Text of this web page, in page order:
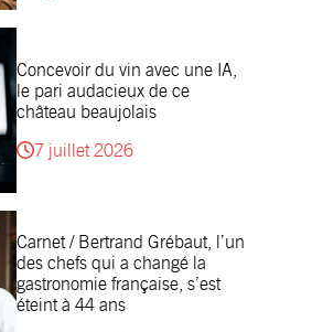
Concevoir du vin avec une IA,
le pari audacieux de ce
château beaujolais
7 juillet 2026
Carnet / Bertrand Grébaut, l’un
des chefs qui a changé la
gastronomie française, s’est
éteint à 44 ans